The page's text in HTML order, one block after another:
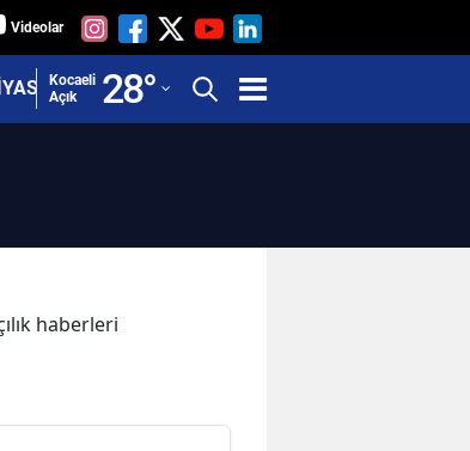
Videolar
Kocaeli
Açık
28°
Adana
Adıyaman
Ankara
haberleri